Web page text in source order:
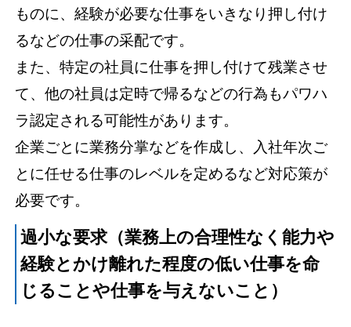
ものに、経験が必要な仕事をいきなり押し付け
るなどの仕事の采配です。
また、特定の社員に仕事を押し付けて残業させ
て、他の社員は定時で帰るなどの行為もパワハ
ラ認定される可能性があります。
企業ごとに業務分掌などを作成し、入社年次ご
とに任せる仕事のレベルを定めるなど対応策が
必要です。
過小な要求（業務上の合理性なく能力や
経験とかけ離れた程度の低い仕事を命
じることや仕事を与えないこと）